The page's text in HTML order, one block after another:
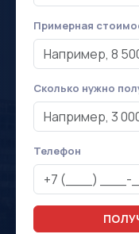
Примерная
Сколько нужно
Телефон